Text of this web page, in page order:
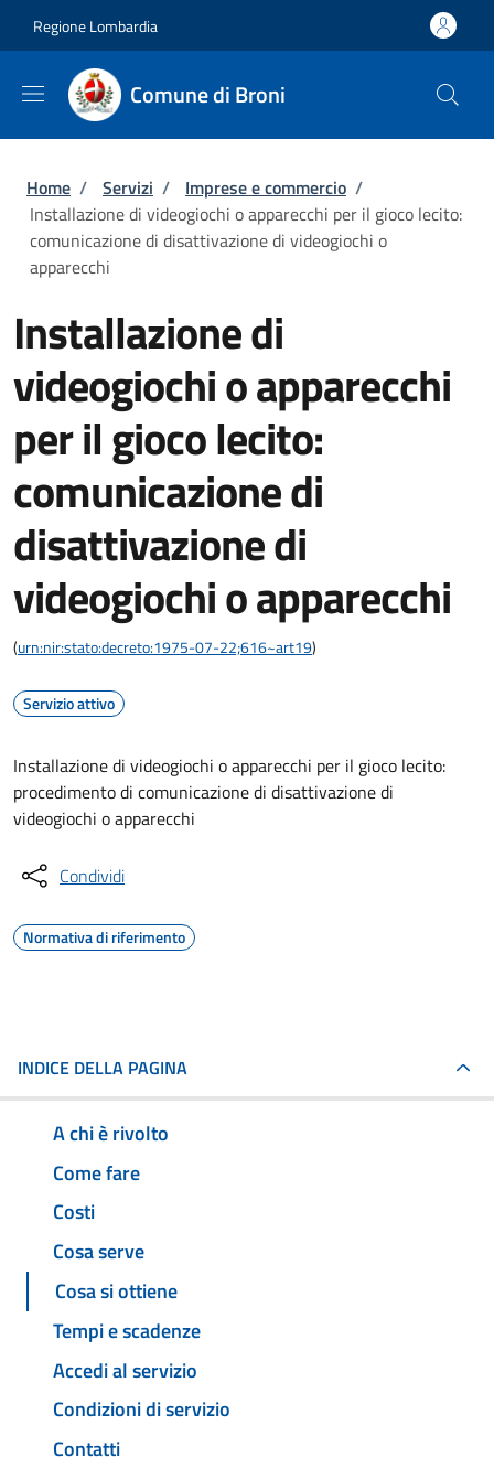
Regione Lombardia
Comune di Broni
Briciole di pane
Home / Servizi / Imprese e commercio /
Installazione di videogiochi o apparecchi per il gioco lecito:
comunicazione di disattivazione di videogiochi o
apparecchi
Installazione di
videogiochi o apparecchi
per il gioco lecito:
comunicazione di
disattivazione di
videogiochi o apparecchi
(urn:nir:stato:decreto:1975-07-22;616~art19)
Servizio attivo
Installazione di videogiochi o apparecchi per il gioco lecito:
procedimento di comunicazione di disattivazione di
videogiochi o apparecchi
Condividi
Normativa di riferimento
INDICE DELLA PAGINA
A chi è rivolto
Come fare
Costi
Cosa serve
Cosa si ottiene
Tempi e scadenze
Accedi al servizio
Condizioni di servizio
Contatti